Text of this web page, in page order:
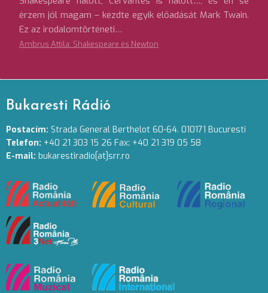
érzem jól magam – kezdte egyik előadását Mark Twain.
Ez az irodalomtörténeti…
Ambrus Attila: Shakespeare és Newton
Bukaresti Rádió
Postacím: Strada General Berthelot 60-64. 010171 Bucuresti
Telefon: +40 21 303 15 26 Fax: +40 21 319 05 58
E-mail: bukarestiradio[at]srr.ro